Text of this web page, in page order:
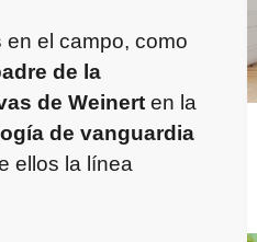
en el campo, como
de la
de Weinert en la
de vanguardia
ellos la línea